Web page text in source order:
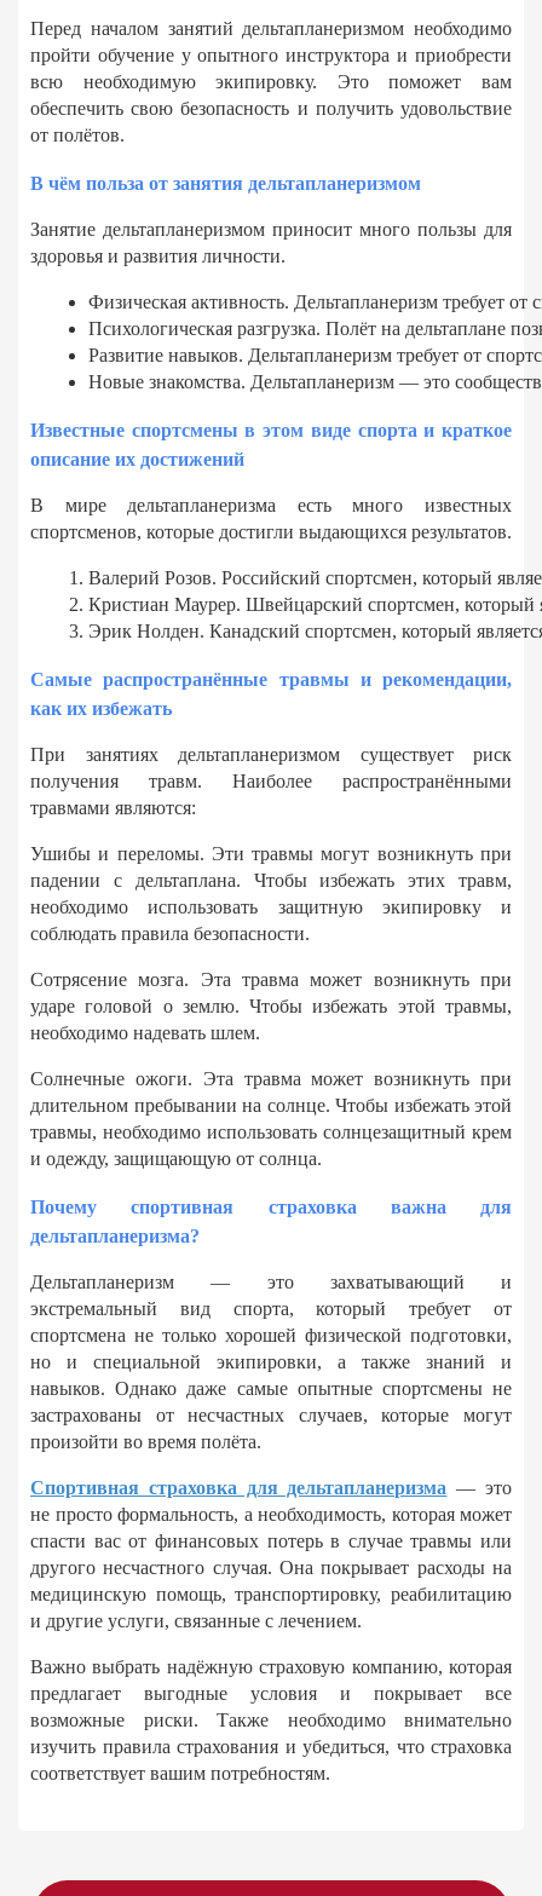
Перед началом занятий дельтапланеризмом необходимо
пройти обучение у опытного инструктора и приобрести
всю необходимую экипировку. Это поможет вам
обеспечить свою безопасность и получить удовольствие
от полётов.
В чём польза от занятия дельтапланеризмом
Занятие дельтапланеризмом приносит много пользы для
здоровья и развития личности.
Физическая активность. Дельтапланеризм требует
Психологическая разгрузка. Полёт на дельтаплане
Развитие навыков. Дельтапланеризм требует от
Новые знакомства. Дельтапланеризм — это
Известные спортсмены в этом виде спорта и краткое
описание их достижений
В мире дельтапланеризма есть много известных
спортсменов, которые достигли выдающихся результатов.
Валерий Розов. Российский спортсмен, который
Кристиан Маурер. Швейцарский спортсмен, который
Эрик Нолден. Канадский спортсмен, который
Самые распространённые травмы и рекомендации,
как их избежать
При занятиях дельтапланеризмом существует риск
получения травм. Наиболее распространёнными
травмами являются:
Ушибы и переломы. Эти травмы могут возникнуть при
падении с дельтаплана. Чтобы избежать этих травм,
необходимо использовать защитную экипировку и
соблюдать правила безопасности.
Сотрясение мозга. Эта травма может возникнуть при
ударе головой о землю. Чтобы избежать этой травмы,
необходимо надевать шлем.
Солнечные ожоги. Эта травма может возникнуть при
длительном пребывании на солнце. Чтобы избежать этой
травмы, необходимо использовать солнцезащитный крем
и одежду, защищающую от солнца.
Почему спортивная страховка важна для
дельтапланеризма?
Дельтапланеризм — это захватывающий и
экстремальный вид спорта, который требует от
спортсмена не только хорошей физической подготовки,
но и специальной экипировки, а также знаний и
навыков. Однако даже самые опытные спортсмены не
застрахованы от несчастных случаев, которые могут
произойти во время полёта.
Спортивная страховка для дельтапланеризма — это
не просто формальность, а необходимость, которая может
спасти вас от финансовых потерь в случае травмы или
другого несчастного случая. Она покрывает расходы на
медицинскую помощь, транспортировку, реабилитацию
и другие услуги, связанные с лечением.
Важно выбрать надёжную страховую компанию, которая
предлагает выгодные условия и покрывает все
возможные риски. Также необходимо внимательно
изучить правила страхования и убедиться, что страховка
соответствует вашим потребностям.